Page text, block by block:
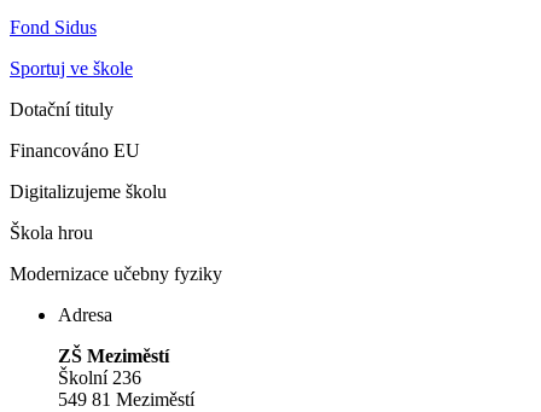
Fond Sidus
Sportuj ve škole
Dotační tituly
Financováno EU
Digitalizujeme školu
Škola hrou
Modernizace učebny fyziky
Adresa
ZŠ Meziměstí
Školní 236
549 81 Meziměstí